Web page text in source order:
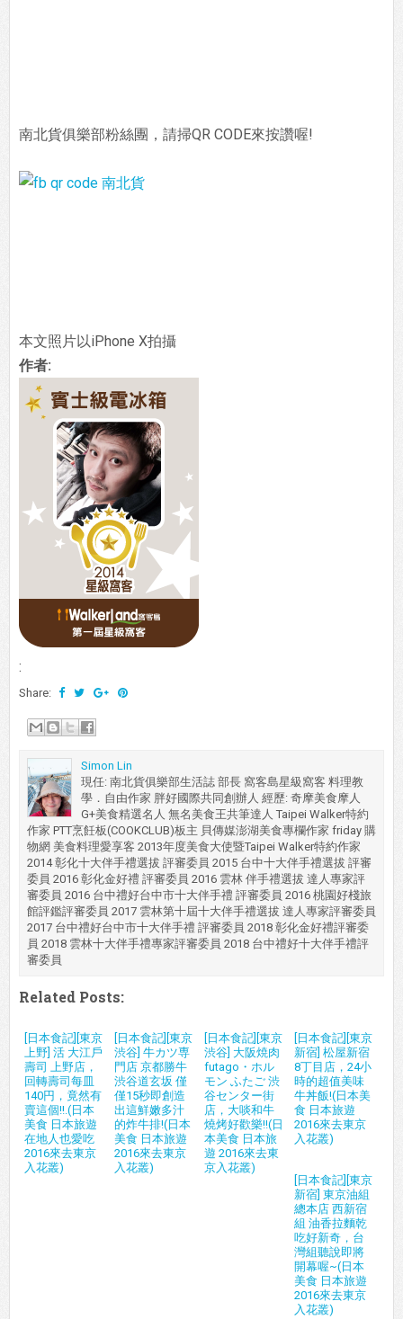
南北貨俱樂部粉絲團，請掃QR CODE來按讚喔!
本文照片以iPhone X拍攝
作者:
:
Share:
Simon Lin
現任: 南北貨俱樂部生活誌 部長 窩客島星級窩客 料理教
學．自由作家 胖好國際共同創辦人 經歷: 奇摩美食摩人
G+美食精選名人 無名美食王共筆達人 Taipei Walker特約
作家 PTT烹飪板(COOKCLUB)板主 貝傳媒澎湖美食專欄作家 friday 購
物網 美食料理愛享客 2013年度美食大使暨Taipei Walker特約作家
2014 彰化十大伴手禮選拔 評審委員 2015 台中十大伴手禮選拔 評審
委員 2016 彰化金好禮 評審委員 2016 雲林 伴手禮選拔 達人專家評
審委員 2016 台中禮好台中市十大伴手禮 評審委員 2016 桃園好棧旅
館評鑑評審委員 2017 雲林第十屆十大伴手禮選拔 達人專家評審委員
2017 台中禮好台中市十大伴手禮 評審委員 2018 彰化金好禮評審委
員 2018 雲林十大伴手禮專家評審委員 2018 台中禮好十大伴手禮評
審委員
Related Posts:
[日本食記][東京
上野] 活 大江戶
壽司 上野店，
回轉壽司每皿
140円，竟然有
賣這個!!.(日本
美食 日本旅遊
在地人也愛吃
2016來去東京
入花叢)
[日本食記][東京
渋谷] 牛カツ専
門店 京都勝牛
渋谷道玄坂 僅
僅15秒即創造
出這鮮嫩多汁
的炸牛排!(日本
美食 日本旅遊
2016來去東京
入花叢)
[日本食記][東京
渋谷] 大阪焼肉
futago・ホル
モン ふたご 渋
谷センター街
店，大啖和牛
燒烤好歡樂!!(日
本美食 日本旅
遊 2016來去東
京入花叢)
[日本食記][東京
新宿] 松屋新宿
8丁目店，24小
時的超值美味
牛丼飯!(日本美
食 日本旅遊
2016來去東京
入花叢)
[日本食記][東京
新宿] 東京油組
總本店 西新宿
組 油香拉麵乾
吃好新奇，台
灣組聽說即將
開幕喔~(日本
美食 日本旅遊
2016來去東京
入花叢)